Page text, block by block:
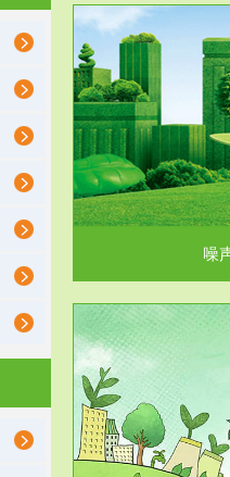
噪
企
排污许可证作为企